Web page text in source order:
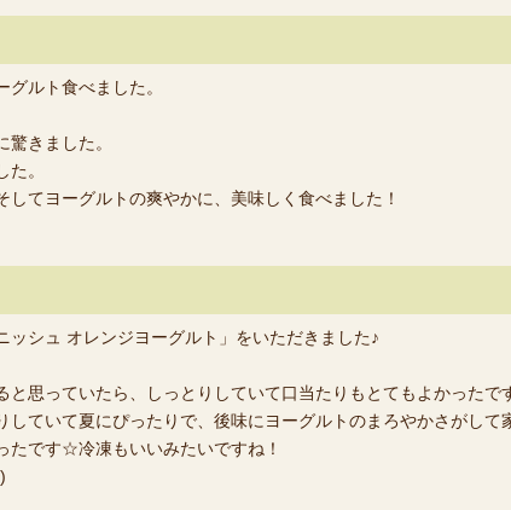
ルト食べました。
きました。
。
てヨーグルトの爽やかに、美味しく食べました！
シュ オレンジヨーグルト」をいただきました♪
思っていたら、しっとりしていて口当たりもとてもよかったで
ていて夏にぴったりで、後味にヨーグルトのまろやかさがして
たです☆冷凍もいいみたいですね！